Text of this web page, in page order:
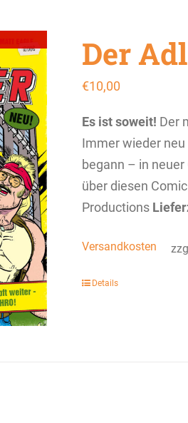
Der
€10,00
Es ist soweit! Der
Immer wieder
begann – in
über diesen
Productions
Versandkosten
Details